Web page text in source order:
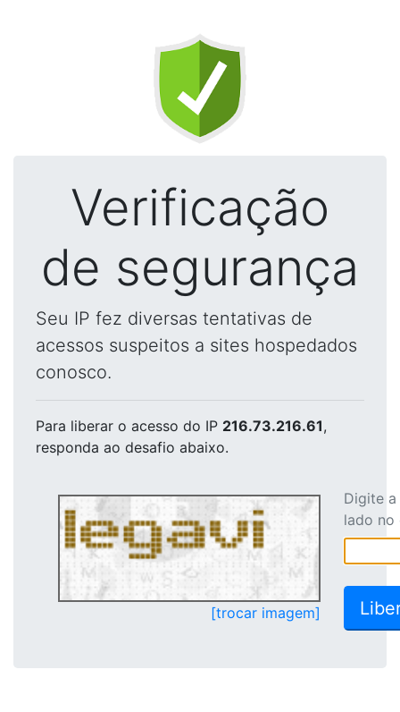
Verificação
de segurança
Seu IP fez diversas tentativas de
acessos suspeitos a sites hospedados
conosco.
Para liberar o acesso do IP 216.73.216.61,
responda ao desafio abaixo.
[trocar imagem]
Digite
lado no